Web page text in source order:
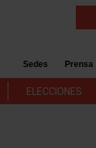
Sedes Prensa
ELECCIONES